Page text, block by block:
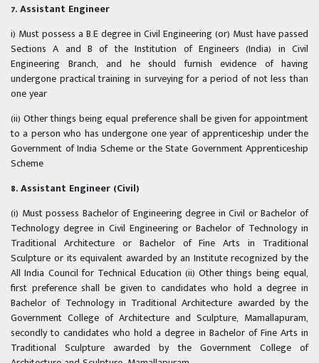
7. Assistant Engineer
i) Must possess a B.E degree in Civil Engineering (or) Must have passed
Sections A and B of the Institution of Engineers (India) in Civil
Engineering Branch, and he should furnish evidence of having
undergone practical training in surveying for a period of not less than
one year
(ii) Other things being equal preference shall be given for appointment
to a person who has undergone one year of apprenticeship under the
Government of India Scheme or the State Government Apprenticeship
Scheme
8. Assistant Engineer (Civil)
(i) Must possess Bachelor of Engineering degree in Civil or Bachelor of
Technology degree in Civil Engineering or Bachelor of Technology in
Traditional Architecture or Bachelor of Fine Arts in Traditional
Sculpture or its equivalent awarded by an Institute recognized by the
All India Council for Technical Education (ii) Other things being equal,
first preference shall be given to candidates who hold a degree in
Bachelor of Technology in Traditional Architecture awarded by the
Government College of Architecture and Sculpture, Mamallapuram,
secondly to candidates who hold a degree in Bachelor of Fine Arts in
Traditional Sculpture awarded by the Government College of